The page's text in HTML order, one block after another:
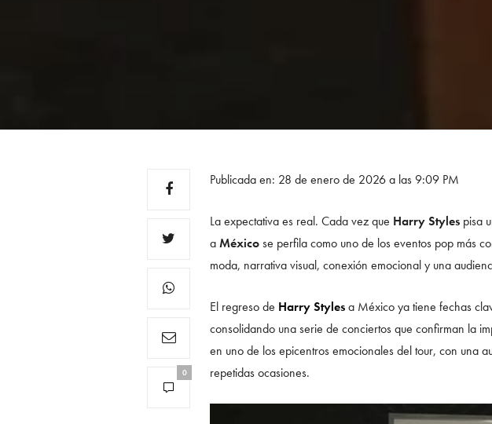
0
Publicada en: 28 de enero de 2026 a las 9:09 PM
La expectativa es real. Cada vez que Harry Styles pisa
aMéxicose perfila como uno de los eventos pop más
moda, narrativa visual, conexión emocional y una
El regreso de Harry Stylesa México ya tiene fechas
consolidando una serie de conciertos que confirman la
en uno de los epicentros emocionales del tour, con una
repetidas ocasiones.